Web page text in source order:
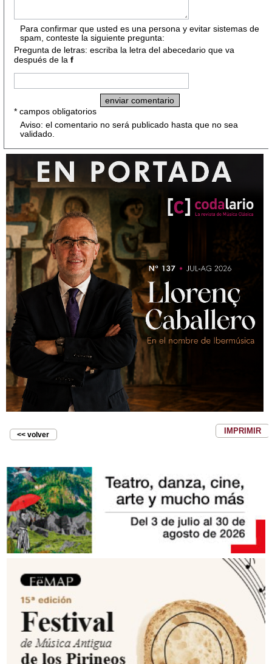
Para confirmar que usted es una persona y evitar sistemas de
spam, conteste la siguiente pregunta:
Pregunta de letras: escriba la letra del abecedario que va
después de la f
* campos obligatorios
Aviso: el comentario no será publicado hasta que no sea
validado.
<< volver IMPRIMIR